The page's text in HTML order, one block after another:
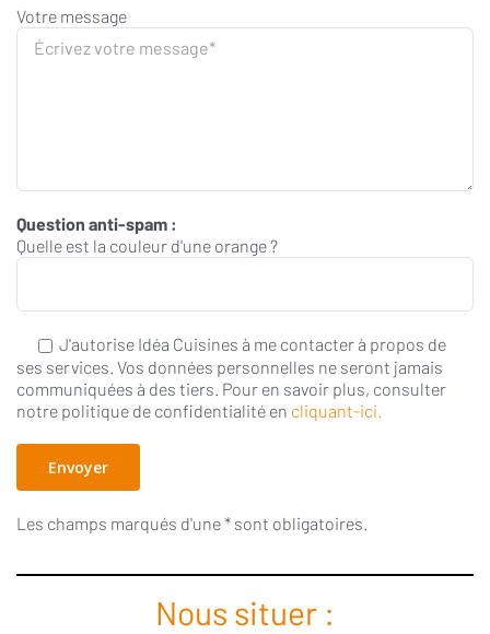
Votre message
Question anti-spam :
Quelle est la couleur d'une orange ?
J'autorise Idéa Cuisines à me contacter à propos de
ses services. Vos données personnelles ne seront jamais
communiquées à des tiers. Pour en savoir plus, consulter
notre politique de confidentialité en cliquant-ici.
Les champs marqués d'une * sont obligatoires.
Nous situer :